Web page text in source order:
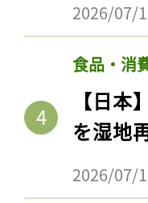
2026/07/
食品・消
【日
を湿地
2026/07/